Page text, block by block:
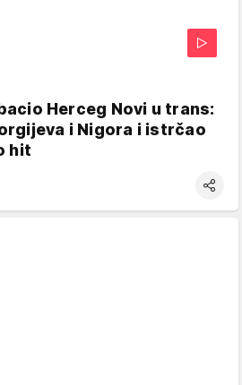
Herceg Novi u trans:
i Nigora i istrčao
hit